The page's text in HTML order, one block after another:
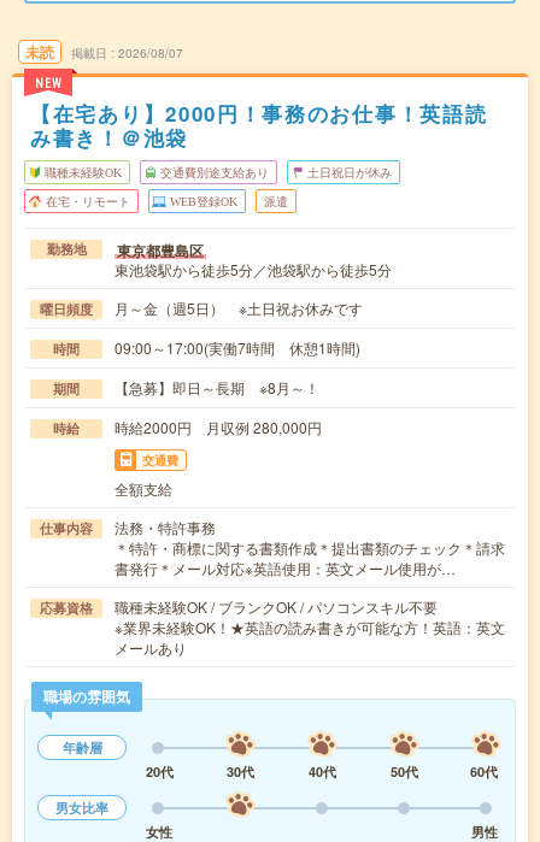
未読
NEW
掲載日 2026/08/07
【在宅あり】2000円！事務のお仕事！英語読
み書き！＠池袋
職種未経験OK 交通費別途支給あり 土日祝日が休み
在宅・リモート WEB登録OK 派遣
勤務地 東京都豊島区
東池袋駅から徒歩5分／池袋駅から徒歩5分
曜日頻度 月～金（週5日） ※土日祝お休みです
時間 09:00～17:00(実働7時間 休憩1時間)
期間 【急募】即日～長期 ※8月～！
時給 時給2000円 月収例 280,000円
交通費
全額支給
仕事内容
法務・特許事務
＊特許・商標に関する書類作成＊提出書類のチェック＊請求
書発行＊メール対応※英語使用：英文メール使用が…
応募資格
職種未経験OK / ブランクOK / パソコンスキル不要
※業界未経験OK！★英語の読み書きが可能な方！英語：英文
メールあり
職場の雰囲気
年齢層
20代
30代 40代 50代
60代
男女比率
女性
男性